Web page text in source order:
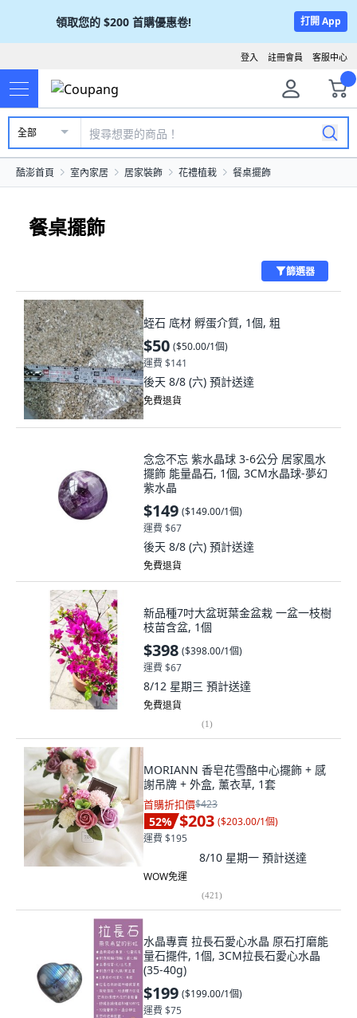
領取您的 $200 首購優惠卷! 打開 App
客服中心
註冊會員
登入
全部
酷澎首頁 室內家居 居家裝飾 花禮植栽 餐桌擺飾
餐桌擺飾
篩選器
蛭石 底材 孵蛋介質, 1個, 粗
$50 ($50.00/1個)
運費 $141
後天 8/8 (六) 預計送達
免費退貨
念念不忘 紫水晶球 3-6公分 居家風水
擺飾 能量晶石, 1個, 3CM水晶球-夢幻
紫水晶
$149 ($149.00/1個)
運費 $67
後天 8/8 (六) 預計送達
免費退貨
新品種7吋大盆斑葉金盆栽 一盆一枝樹
枝苗含盆, 1個
$398 ($398.00/1個)
運費 $67
8/12 星期三 預計送達
免費退貨
(1)
MORIANN 香皂花雪酪中心擺飾 + 感
謝吊牌 + 外盒, 薰衣草, 1套
首購折扣價$423
52% $203 ($203.00/1個)
運費 $195
8/10 星期一 預計送達
WOW免運
(421)
水晶專賣 拉長石愛心水晶 原石打磨能
量石擺件, 1個, 3CM拉長石愛心水晶
(35-40g)
$199 ($199.00/1個)
運費 $75